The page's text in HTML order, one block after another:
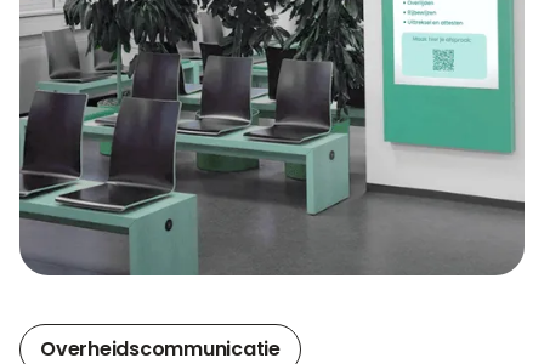
Overheidscommunicatie